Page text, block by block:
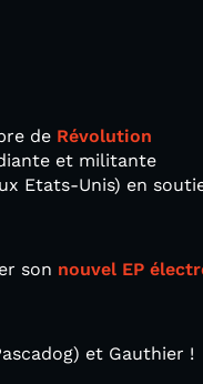
de Révolution
et militante
Etats-Unis) en
son nouvel EP
et Gauthier !